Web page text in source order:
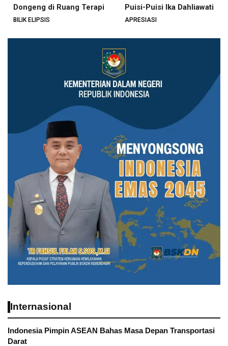
Dongeng di Ruang Terapi
BILIK ELIPSIS
Puisi-Puisi Ika Dahliawati
APRESIASI
Internasional
Indonesia Pimpin ASEAN Bahas Masa Depan Transportasi
Darat